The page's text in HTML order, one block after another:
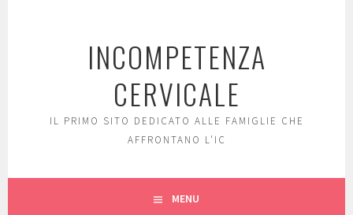
INCOMPETENZA
CERVICALE
IL PRIMO SITO DEDICATO ALLE FAMIGLIE CHE
AFFRONTANO L'IC
MENU